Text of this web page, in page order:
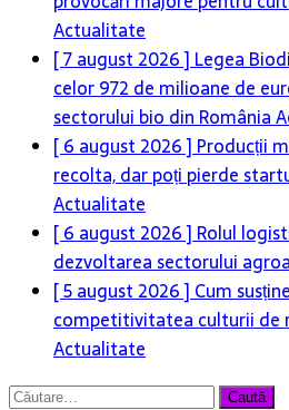
Actualitate
[ 7 august 2026 ] Legea
celor 972 de milioane de
sectorului bio din România
[ 6 august 2026 ] Producții
recolta, dar poți pierde
Actualitate
[ 6 august 2026 ] Rolul
dezvoltarea sectorului
[ 5 august 2026 ] Cum
competitivitatea culturii de
Actualitate
Caută